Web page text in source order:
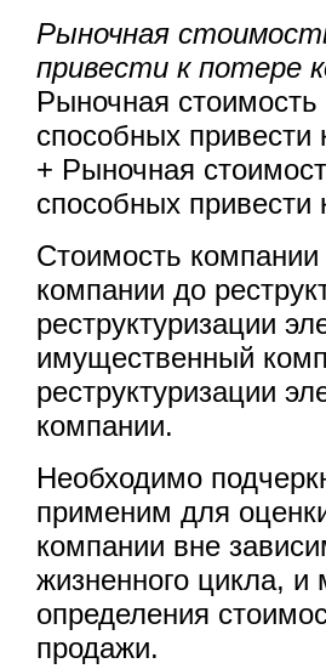
Рыночная
привести к потере
Рыночная стоимость
способных привести
+ Рыночная
способных привести
Стоимость компании
компании до
реструктуризации
имущественный
реструктуризации
компании.
Необходимо
применим для
компании вне
жизненного цикла,
определения
продажи.